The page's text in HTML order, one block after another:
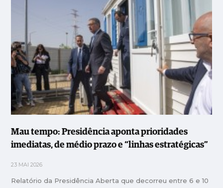
Mau tempo: Presidência aponta prioridades
imediatas, de médio prazo e “linhas estratégicas”
23 MAI 2026
Relatório da Presidência Aberta que decorreu entre 6 e 10